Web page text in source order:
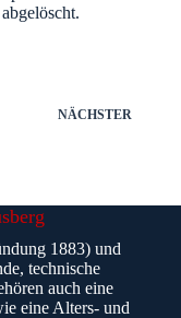
NÄCHSTER
1883) und
technische
auch eine
eine Alters- und